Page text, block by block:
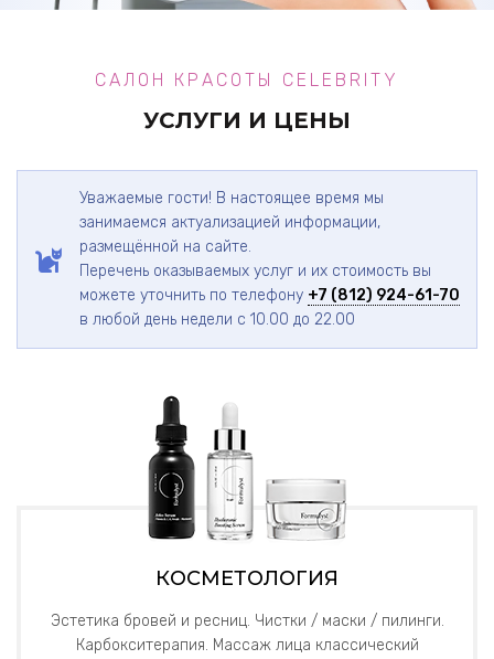
САЛОН КРАСОТЫ CELEBRITY
УСЛУГИ И ЦЕНЫ
Уважаемые гости! В настоящее время мы
занимаемся актуализацией информации,
размещённой на сайте.
Перечень оказываемых услуг и их стоимость вы
можете уточнить по телефону +7 (812) 924-61-70
в любой день недели с 10.00 до 22.00
КОСМЕТОЛОГИЯ
Эстетика бровей и ресниц. Чистки / маски / пилинги.
Карбокситерапия. Массаж лица классический